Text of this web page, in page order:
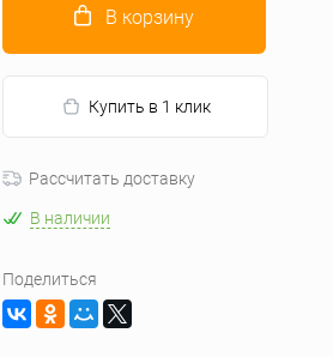
В корзину
Купить в 1 клик
Рассчитать доставку
В наличии
Поделиться